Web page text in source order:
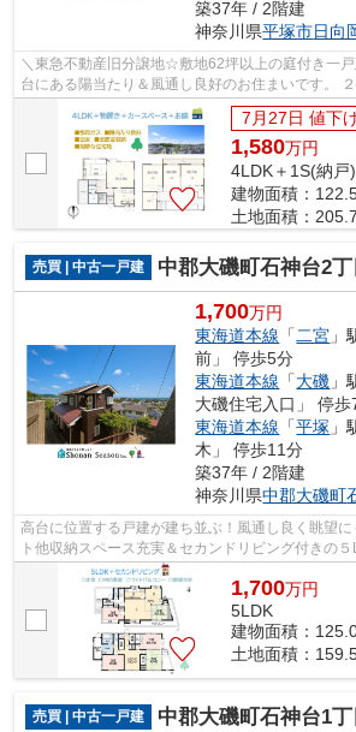
築37年 / 2階建
神奈川県平塚市日向
＼東急不動産旧分譲地☆敷地62坪以上の庭付き一
台にある陽当たり＆風通し良好のお住まいです。
イプもあり、空間広々使える４LDK＋...
7月27日 値下
1,580万円
4LDK＋1S(納戸)
建物面積：
土地面積：
売買 | 中古一戸建 中郡大磯町石神台2丁目 中
1,700万円
東海道本線 「 二宮 」
前」 停歩5分
東海道本線 「大磯 」
大磯住宅入口」 停歩
東海道本線 「平塚 」
木」 停歩11分
築37年 / 2階建
神奈川県中郡大磯町
高台に位置する戸建が建ち並ぶ！風通し良く眺望
ト他収納スペース充実＆セカンドリビング付きの
賃と変わらない返済額でマイホームを...
1,700万円
5LDK
建物面積：
土地面積：
売買 | 中古一戸建 中郡大磯町石神台1丁目 中